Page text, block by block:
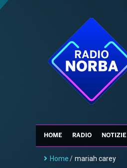
HOME RADIO NOTIZIE
Home/ mariah carey